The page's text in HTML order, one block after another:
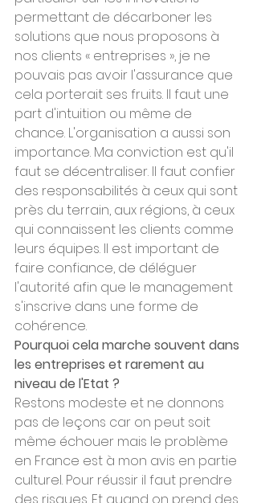
permettant de décarboner les
solutions que nous proposons à
nos clients « entreprises », je ne
pouvais pas avoir l'assurance que
cela porterait ses fruits. Il faut une
part d'intuition ou même de
chance. L'organisation a aussi son
importance. Ma conviction est qu'il
faut se décentraliser. Il faut confier
des responsabilités à ceux qui sont
près du terrain, aux régions, à ceux
qui connaissent les clients comme
leurs équipes. Il est important de
faire confiance, de déléguer
l'autorité afin que le management
s'inscrive dans une forme de
cohérence.
Pourquoi cela marche souvent dans
les entreprises et rarement au
niveau de l'Etat ?
Restons modeste et ne donnons
pas de leçons car on peut soit
même échouer mais le problème
en France est à mon avis en partie
culturel. Pour réussir il faut prendre